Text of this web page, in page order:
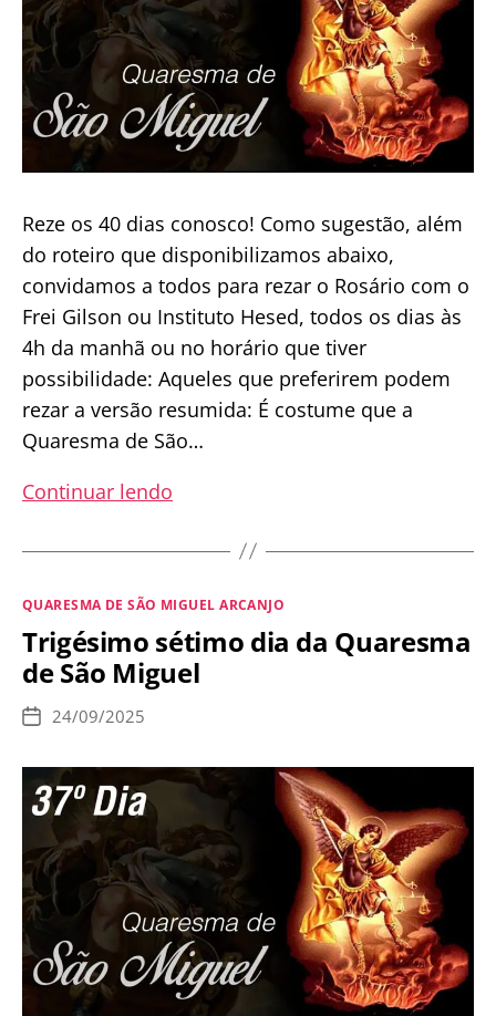
Reze os 40 dias conosco! Como sugestão, além
do roteiro que disponibilizamos abaixo,
convidamos a todos para rezar o Rosário com o
Frei Gilson ou Instituto Hesed, todos os dias às
4h da manhã ou no horário que tiver
possibilidade: Aqueles que preferirem podem
rezar a versão resumida: É costume que a
Quaresma de São…
Continuar lendo
da
de
São
Miguel
Categorias
QUARESMA DE SÃO MIGUEL ARCANJO
Trigésimo sétimo dia da Quaresma
de São Miguel
Data
publicação
24/09/2025